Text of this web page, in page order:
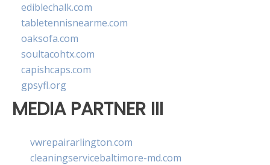
ediblechalk.com
tabletennisnearme.com
oaksofa.com
soultacohtx.com
capishcaps.com
gpsyfl.org
MEDIA PARTNER III
vwrepairarlington.com
cleaningservicebaltimore-md.com